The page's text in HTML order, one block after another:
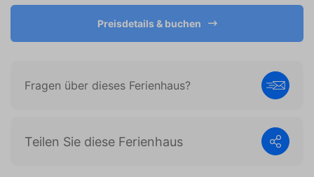
Preisdetails & buchen
Fragen über dieses Ferienhaus?
Teilen Sie diese Ferienhaus
Benutzer zugeschnitten und relevant sind. Diese
Anzeigen werden für Verleger und externe